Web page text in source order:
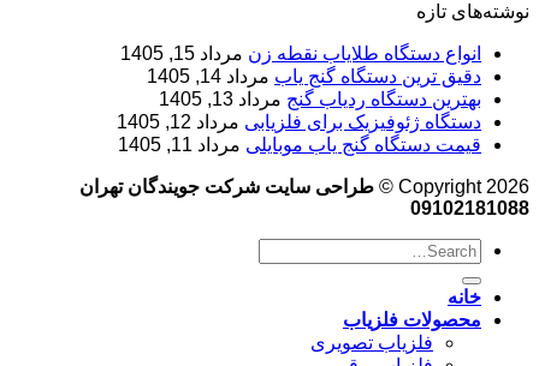
نوشته‌های تازه
انواع دستگاه طلایاب نقطه زن مرداد 15, 1405
دقیق ترین دستگاه گنج یاب مرداد 14, 1405
بهترین دستگاه ردیاب گنج مرداد 13, 1405
دستگاه ژئوفیزیک برای فلزیابی مرداد 12, 1405
قیمت دستگاه گنج یاب موبایلی مرداد 11, 1405
Copyright 2026 ©
طراحی سایت شرکت جویندگان تهران
09102181088
خانه
محصولات فلزیاب
فلزیاب تصویری